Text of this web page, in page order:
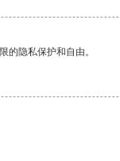
的隐私保护和自由。